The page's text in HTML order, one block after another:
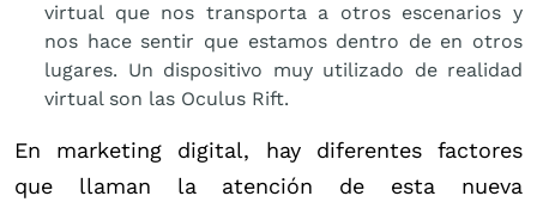
virtual que nos transporta a otros escenarios y
nos hace sentir que estamos dentro de en otros
lugares. Un dispositivo muy utilizado de realidad
virtual son las Oculus Rift.
En marketing digital, hay diferentes factores
que llaman la atención de esta nueva